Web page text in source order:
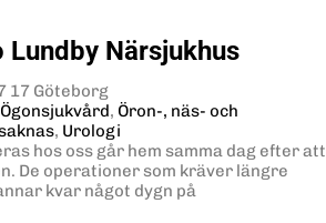
Lundby Närsjukhus
17 Göteborg
Ögonsjukvård, Öron-, näs- och
, Urologi
hos oss går hem samma dag efter att
De operationer som kräver längre
kvar något dygn på